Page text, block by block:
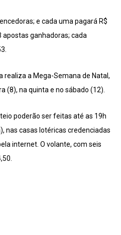
e cada uma pagará R$
apostas ganhadoras; cada
realiza a Mega-Semana de Natal,
(8), na quinta e no sábado (12).
poderão ser feitas até as 19h
nas casas lotéricas credenciadas
internet. O volante, com seis